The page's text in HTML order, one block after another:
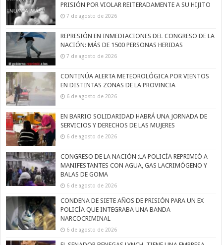
PRISIÓN POR VIOLAR REITERADAMENTE A SU HIJITO
7 de agosto de 2026
REPRESIÓN EN INMEDIACIONES DEL CONGRESO DE LA
NACIÓN: MÁS DE 1500 PERSONAS HERIDAS
7 de agosto de 2026
CONTINÚA ALERTA METEOROLÓGICA POR VIENTOS
EN DISTINTAS ZONAS DE LA PROVINCIA
6 de agosto de 2026
EN BARRIO SOLIDARIDAD HABRÁ UNA JORNADA DE
SERVICIOS Y DERECHOS DE LAS MUJERES
6 de agosto de 2026
CONGRESO DE LA NACIÓN :LA POLICÍA REPRIMIÓ A
MANIFESTANTES CON AGUA, GAS LACRIMÓGENO Y
BALAS DE GOMA
6 de agosto de 2026
CONDENA DE SIETE AÑOS DE PRISIÓN PARA UN EX
POLICÍA QUE INTEGRABA UNA BANDA
NARCOCRIMINAL
6 de agosto de 2026